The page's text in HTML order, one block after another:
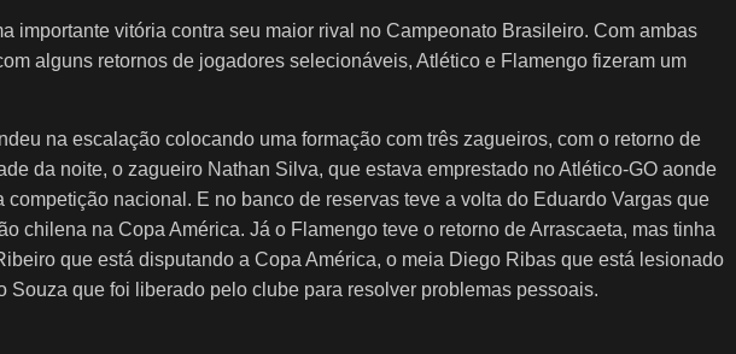
importante vitória contra seu maior rival no Campeonato Brasileiro. Com ambas
alguns retornos de jogadores selecionáveis, Atlético e Flamengo fizeram um
na escalação colocando uma formação com três zagueiros, com o retorno de
da noite, o zagueiro Nathan Silva, que estava emprestado no Atlético-GO aonde
competição nacional. E no banco de reservas teve a volta do Eduardo Vargas que
chilena na Copa América. Já o Flamengo teve o retorno de Arrascaeta, mas tinha
que está disputando a Copa América, o meia Diego Ribas que está lesionado
Souza que foi liberado pelo clube para resolver problemas pessoais.